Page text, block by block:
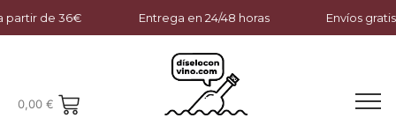
partir de 36€ Entrega en 24/48 horas Envíos
0,00 €